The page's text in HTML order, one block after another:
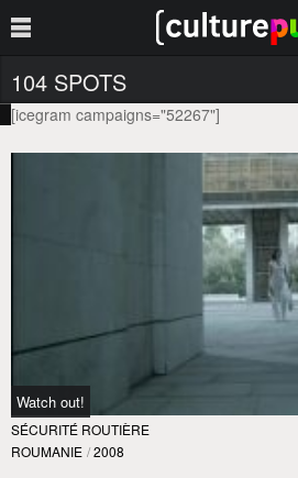
104 SPOTS
[icegram campaigns="52267"]
Watch out!
SÉCURITÉ ROUTIÈRE
ROUMANIE / 2008